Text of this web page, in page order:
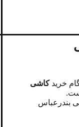
خریدکاشی
بندرعباس